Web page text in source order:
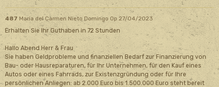
487 Maria del Carmen Nieto Domingo Op 27/04/2023
Erhalten Sie Ihr Guthaben in 72 Stunden
Hallo Abend Herr & Frau
Sie haben Geldprobleme und finanziellen Bedarf zur Finanzierung von
Bau- oder Hausreparaturen, für Ihr Unternehmen, für den Kauf eines
Autos oder eines Fahrrads, zur Existenzgründung oder für Ihre
persönlichen Anliegen: ab 2.000 Euro bis 1.500.000 Euro steht bereit